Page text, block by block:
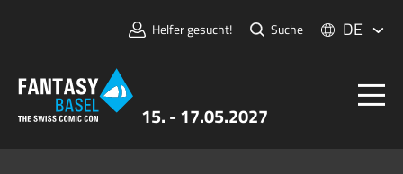
15. - 17.05.2027
Helfer gesucht! Suche DE